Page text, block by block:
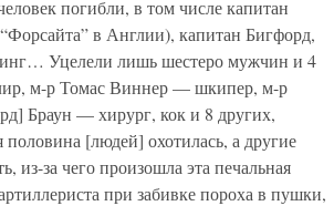
погибли, в том числе капитан
в Англии), капитан Бигфорд,
Уцелели лишь шестеро мужчин и 4
м-р Томас Виннер — шкипер, м-р
Браун — хирург, кок и 8 других,
[людей] охотилась, а другие
из-за чего произошла эта печальная
при забивке пороха в пушки,